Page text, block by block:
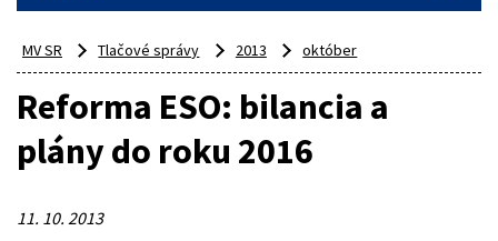
MV SR Tlačové správy 2013 október
Reforma ESO: bilancia a
plány do roku 2016
11. 10. 2013